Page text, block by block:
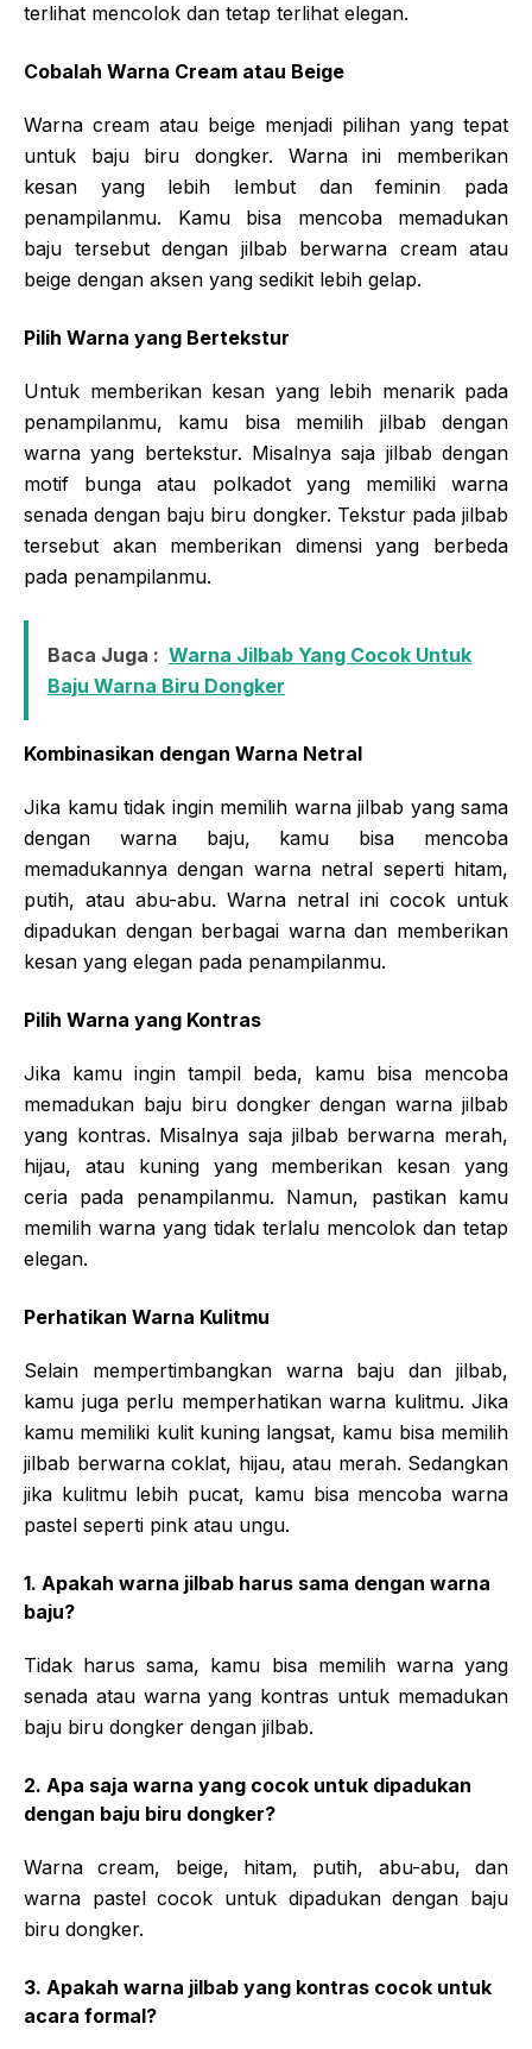
terlihat mencolok dan tetap terlihat elegan.
Cobalah Warna Cream atau Beige
Warna cream atau beige menjadi pilihan yang tepat
untuk baju biru dongker. Warna ini memberikan
kesan yang lebih lembut dan feminin pada
penampilanmu. Kamu bisa mencoba memadukan
baju tersebut dengan jilbab berwarna cream atau
beige dengan aksen yang sedikit lebih gelap.
Pilih Warna yang Bertekstur
Untuk memberikan kesan yang lebih menarik pada
penampilanmu, kamu bisa memilih jilbab dengan
warna yang bertekstur. Misalnya saja jilbab dengan
motif bunga atau polkadot yang memiliki warna
senada dengan baju biru dongker. Tekstur pada jilbab
tersebut akan memberikan dimensi yang berbeda
pada penampilanmu.
Baca Juga : Warna Jilbab Yang Cocok Untuk
Baju Warna Biru Dongker
Kombinasikan dengan Warna Netral
Jika kamu tidak ingin memilih warna jilbab yang sama
dengan warna baju, kamu bisa mencoba
memadukannya dengan warna netral seperti hitam,
putih, atau abu-abu. Warna netral ini cocok untuk
dipadukan dengan berbagai warna dan memberikan
kesan yang elegan pada penampilanmu.
Pilih Warna yang Kontras
Jika kamu ingin tampil beda, kamu bisa mencoba
memadukan baju biru dongker dengan warna jilbab
yang kontras. Misalnya saja jilbab berwarna merah,
hijau, atau kuning yang memberikan kesan yang
ceria pada penampilanmu. Namun, pastikan kamu
memilih warna yang tidak terlalu mencolok dan tetap
elegan.
Perhatikan Warna Kulitmu
Selain mempertimbangkan warna baju dan jilbab,
kamu juga perlu memperhatikan warna kulitmu. Jika
kamu memiliki kulit kuning langsat, kamu bisa memilih
jilbab berwarna coklat, hijau, atau merah. Sedangkan
jika kulitmu lebih pucat, kamu bisa mencoba warna
pastel seperti pink atau ungu.
1. Apakah warna jilbab harus sama dengan warna
baju?
Tidak harus sama, kamu bisa memilih warna yang
senada atau warna yang kontras untuk memadukan
baju biru dongker dengan jilbab.
2. Apa saja warna yang cocok untuk dipadukan
dengan baju biru dongker?
Warna cream, beige, hitam, putih, abu-abu, dan
warna pastel cocok untuk dipadukan dengan baju
biru dongker.
3. Apakah warna jilbab yang kontras cocok untuk
acara formal?